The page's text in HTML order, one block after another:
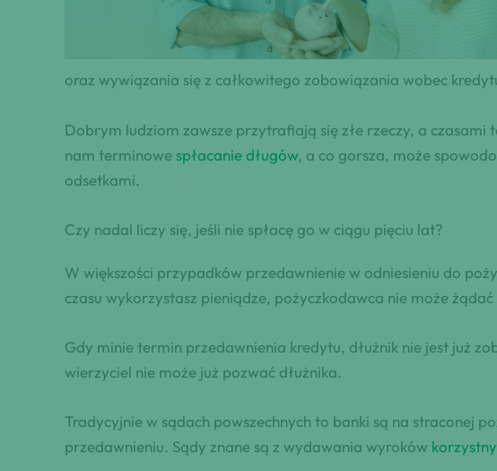
oraz wywiązania się z całkowitego zobowiązania wobec
Dobrym ludziom zawsze przytrafiają się złe rzeczy, a czasami
nam terminowespłacanie długów, a co gorsza, może
odsetkami.
Czy nadal liczy się, jeśli nie spłacę go w ciągu pięciu lat?
W większości przypadków przedawnienie w odniesieniu do
czasu wykorzystasz pieniądze, pożyczkodawca nie może
Gdy minie termin przedawnienia kredytu, dłużnik nie jest już
wierzyciel nie może już pozwać dłużnika.
Tradycyjnie w sądach powszechnych to banki są na straconej
przedawnieniu. Sądy znane są z wydawania wyroków